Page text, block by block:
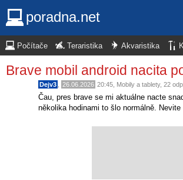
poradna.net
Počítače Teraristika Akvaristika
Brave mobil android nacita
Dejv3 26.06.2026 20:45 Mobily a tablety, 22
Čau, pres brave se mi aktuálne nacte
několika hodinami to šlo normálně.